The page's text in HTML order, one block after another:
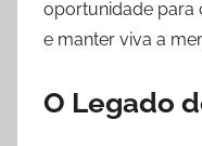
oportunidade para
e manter viva a
O Legado